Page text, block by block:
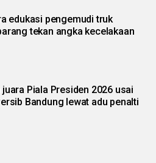
edukasi pengemudi truk
tekan angka kecelakaan
Piala Presiden 2026 usai
Bandung lewat adu penalti